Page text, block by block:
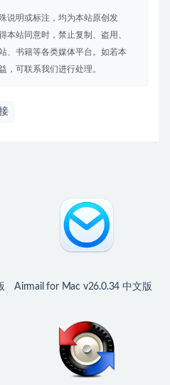
说明或标注，均为本站原创发
本站同意时，禁止复制、盗用、
、书籍等各类媒体平台。如若本
，可联系我们进行处理。
Airmail for Mac v26.0.34 中文版